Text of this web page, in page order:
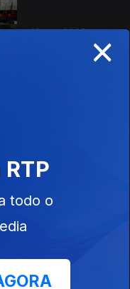
15 set. 2025
01 set. 2025
×
todo o